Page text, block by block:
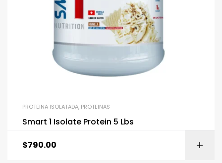
PROTEINA ISOLATADA, PROTEINAS
Smart 1 Isolate Protein 5 Lbs
$790.00